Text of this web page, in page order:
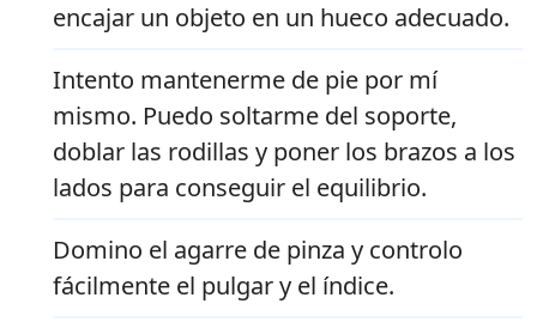
encajar un objeto en un hueco adecuado.
Intento mantenerme de pie por mí
mismo. Puedo soltarme del soporte,
doblar las rodillas y poner los brazos a los
lados para conseguir el equilibrio.
Domino el agarre de pinza y controlo
fácilmente el pulgar y el índice.